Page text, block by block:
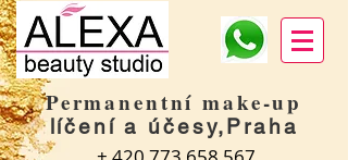
Permanentní make-up
líčení a účesy,Praha